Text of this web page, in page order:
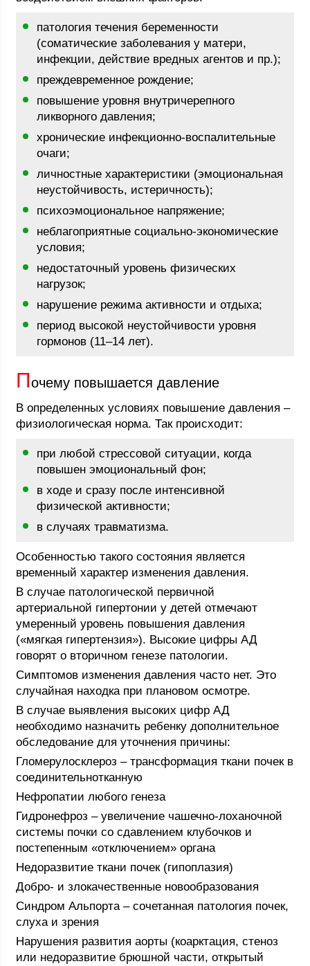
патология течения беременности
(соматические заболевания у матери,
инфекции, действие вредных агентов и пр.);
преждевременное рождение;
повышение уровня внутричерепного
ликворного давления;
хронические инфекционно-воспалительные
очаги;
личностные характеристики (эмоциональная
неустойчивость, истеричность);
психоэмоциональное напряжение;
неблагоприятные социально-экономические
условия;
недостаточный уровень физических
нагрузок;
нарушение режима активности и отдыха;
период высокой неустойчивости уровня
гормонов (11–14 лет).
Почему повышается давление
В определенных условиях повышение давления –
физиологическая норма. Так происходит:
при любой стрессовой ситуации, когда
повышен эмоциональный фон;
в ходе и сразу после интенсивной
физической активности;
в случаях травматизма.
Особенностью такого состояния является
временный характер изменения давления.
В случае патологической первичной
артериальной гипертонии у детей отмечают
умеренный уровень повышения давления
(«мягкая гипертензия»). Высокие цифры АД
говорят о вторичном генезе патологии.
Симптомов изменения давления часто нет. Это
случайная находка при плановом осмотре.
В случае выявления высоких цифр АД
необходимо назначить ребенку дополнительное
обследование для уточнения причины:
Гломерулосклероз – трансформация ткани почек в
соединительнотканную
Нефропатии любого генеза
Гидронефроз – увеличение чашечно-лоханочной
системы почки со сдавлением клубочков и
постепенным «отключением» органа
Недоразвитие ткани почек (гипоплазия)
Добро- и злокачественные новообразования
Синдром Альпорта – сочетанная патология почек,
слуха и зрения
Нарушения развития аорты (коарктация, стеноз
или недоразвитие брюшной части, открытый